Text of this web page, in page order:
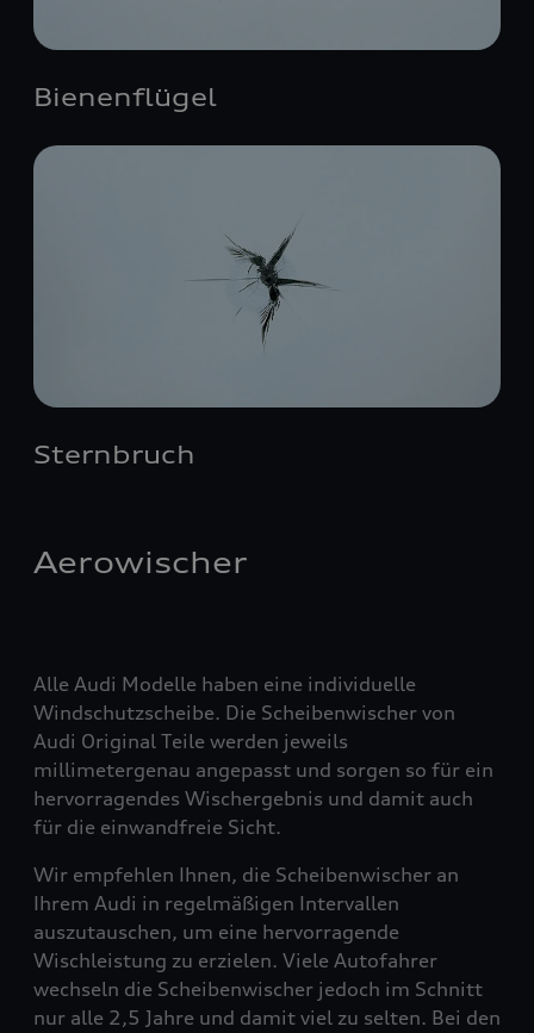
Bienenflügel
Sternbruch
Aerowischer
Alle Audi Modelle haben eine individuelle
Windschutzscheibe. Die Scheibenwischer von
Audi Original Teile werden jeweils
millimetergenau angepasst und sorgen so für ein
hervorragendes Wischergebnis und damit auch
für die einwandfreie Sicht.
Wir empfehlen Ihnen, die Scheibenwischer an
Ihrem Audi in regelmäßigen Intervallen
auszutauschen, um eine hervorragende
Wischleistung zu erzielen. Viele Autofahrer
wechseln die Scheibenwischer jedoch im Schnitt
nur alle 2,5 Jahre und damit viel zu selten. Bei den